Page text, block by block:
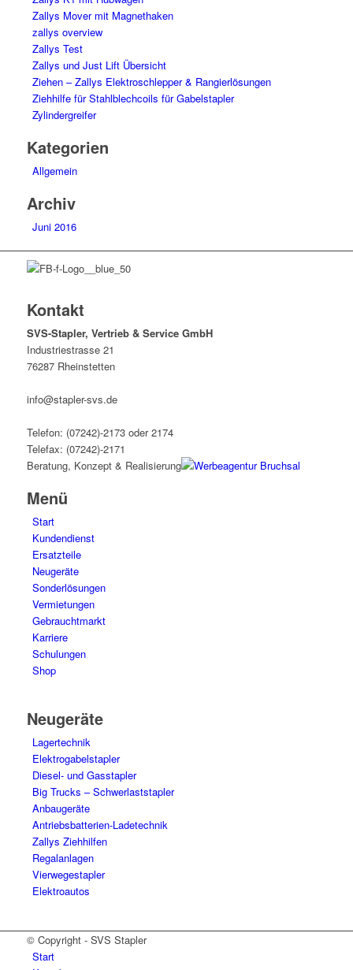
Zallys Mover mit Magnethaken
zallys overview
Zallys Test
Zallys und Just Lift Übersicht
Ziehen – Zallys Elektroschlepper & Rangierlösungen
Ziehhilfe für Stahlblechcoils für Gabelstapler
Zylindergreifer
Kategorien
Allgemein
Archiv
Juni 2016
Kontakt
SVS-Stapler, Vertrieb & Service GmbH
Industriestrasse 21
76287 Rheinstetten
info@stapler-svs.de
Telefon: (07242)-2173 oder 2174
Telefax: (07242)-2171
Beratung, Konzept & Realisierung
Menü
Start
Kundendienst
Ersatzteile
Neugeräte
Sonderlösungen
Vermietungen
Gebrauchtmarkt
Karriere
Schulungen
Shop
Neugeräte
Lagertechnik
Elektrogabelstapler
Diesel- und Gasstapler
Big Trucks – Schwerlaststapler
Anbaugeräte
Antriebsbatterien-Ladetechnik
Zallys Ziehhilfen
Regalanlagen
Vierwegestapler
Elektroautos
© Copyright - SVS Stapler
Start